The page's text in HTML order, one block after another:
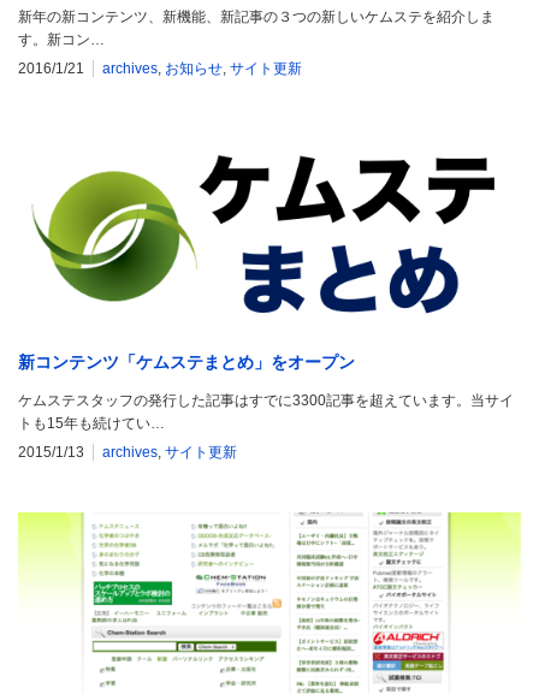
新年の新コンテンツ、新機能、新記事の３つの新しいケムステを紹介しま
す。新コン…
2016/1/21
archives お知らせ サイト更新
新コンテンツ「ケムステまとめ」をオープン
ケムステスタッフの発行した記事はすでに3300記事を超えています。当サイ
トも15年も続けてい…
2015/1/13
archives, サイト更新